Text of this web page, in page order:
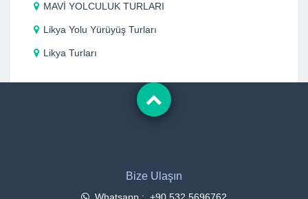
MAVİ YOLCULUK TURLARI
Likya Yolu Yürüyüş Turları
Likya Turları
Bize Ulaşın